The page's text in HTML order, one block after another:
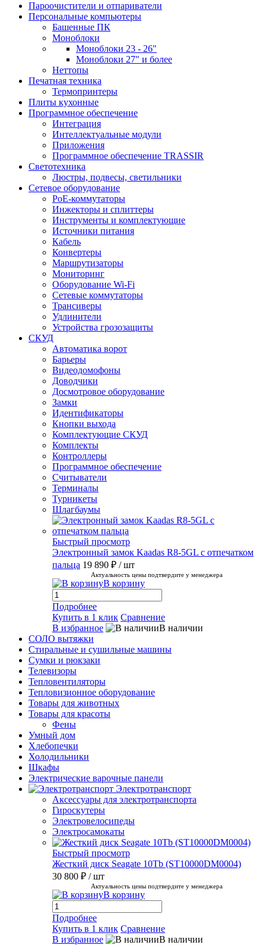
Пароочистители и отпариватели
Персональные компьютеры
Башенные ПК
Моноблоки
Моноблоки 23 - 26"
Моноблоки 27" и более
Неттопы
Печатная техника
Термопринтеры
Плиты кухонные
Программное обеспечение
Интеграция
Интеллектуальные модули
Приложения
Программное обеспечение TRASSIR
Светотехника
Люстры, подвесы, светильники
Сетевое оборудование
PoE-коммутаторы
Инжекторы и сплиттеры
Инструменты и комплектующие
Источники питания
Кабель
Конвертеры
Маршрутизаторы
Мониторинг
Оборудование Wi-Fi
Сетевые коммутаторы
Трансиверы
Удлинители
Устройства грозозащиты
СКУД
Автоматика ворот
Барьеры
Видеодомофоны
Доводчики
Досмотровое оборудование
Замки
Идентификаторы
Кнопки выхода
Комплектующие СКУД
Комплекты
Контроллеры
Программное обеспечение
Считыватели
Терминалы
Турникеты
Шлагбаумы
Быстрый просмотр
Электронный замок Kaadas R8-5GL с отпечатком
пальца 19 890 ₽ / шт
Актуальность цены подтвердите у менеджера
В корзину
Подробнее
Купить в 1 клик Сравнение
В избранное
В наличии
СОЛО вытяжки
Стиральные и сушильные машины
Сумки и рюкзаки
Телевизоры
Тепловентиляторы
Тепловизионное оборудование
Товары для животных
Товары для красоты
Фены
Умный дом
Хлебопечки
Холодильники
Шкафы
Электрические варочные панели
Электротранспорт
Аксессуары для электротранспорта
Гироскутеры
Электровелосипеды
Электросамокаты
Быстрый просмотр
Жесткий диск Seagate 10Tb (ST10000DM0004)
30 800 ₽ / шт
Актуальность цены подтвердите у менеджера
В корзину
Подробнее
Купить в 1 клик Сравнение
В избранное
В наличии